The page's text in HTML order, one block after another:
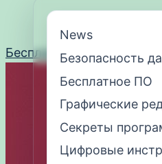
к
содержимому
Бесплатное ПОЦифровые
News
Безопасность
Бесплатное ПО
Графические
Секреты
Цифровые